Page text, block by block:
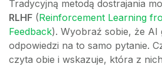
Tradycyjną metodą dostrajania
RLHF (Reinforcement Learning
Feedback). Wyobraź sobie, że AI
odpowiedzi na to samo pytanie.
czyta obie i wskazuje, która z